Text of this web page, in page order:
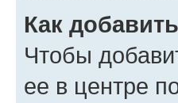
Как
Чтобы
ее в центре